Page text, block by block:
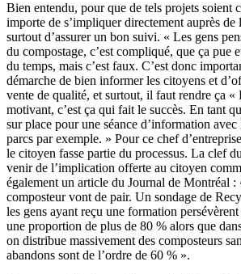
Bien entendu, pour que de tels projets soient
importe de s’impliquer directement auprès
surtout d’assurer un bon suivi. « Les gens
du compostage, c’est compliqué, que ça pue
du temps, mais c’est faux. C’est donc
démarche de bien informer les citoyens et
vente de qualité, et surtout, il faut rendre ça
motivant, c’est ça qui fait le succès. En tant
sur place pour une séance d’information avec
parcs par exemple. » Pour ce chef
le citoyen fasse partie du processus. La clef
venir de l’implication offerte au citoyen
également un article du Journal de Montréal :
composteur vont de pair. Un sondage de
les gens ayant reçu une formation
une proportion de plus de 80 % alors que
on distribue massivement des composteurs
abandons sont de l’ordre de 60 % ».